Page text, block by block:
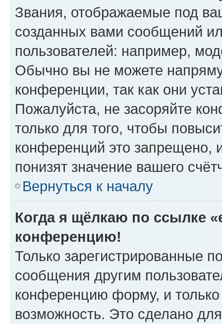
Звания, отображаемые под
созданных вами сообщений
пользователей: например,
Обычно вы не можете
конференции, так как они
Пожалуйста, не засоряйте
только для того, чтобы
конференций это запрещено,
понизят значение вашего
Вернуться к началу
Когда я щёлкаю по ссылке
конференцию!
Только зарегистрированные
сообщения другим
конференцию форму, и
возможность. Это сделано